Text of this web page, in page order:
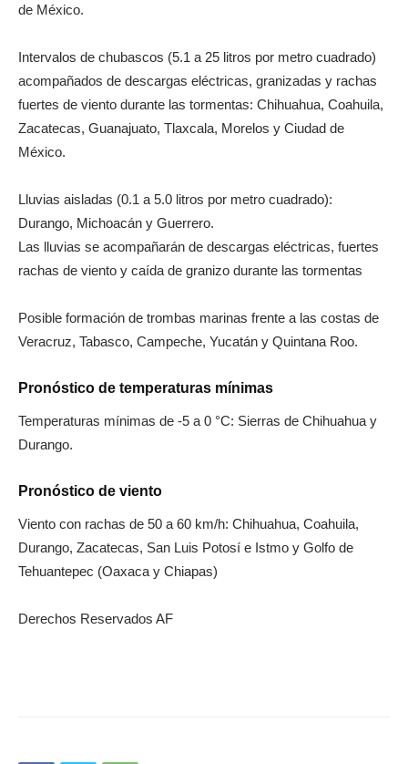
de México.
Intervalos de chubascos (5.1 a 25 litros por metro cuadrado)
acompañados de descargas eléctricas, granizadas y rachas
fuertes de viento durante las tormentas: Chihuahua, Coahuila,
Zacatecas, Guanajuato, Tlaxcala, Morelos y Ciudad de
México.
Lluvias aisladas (0.1 a 5.0 litros por metro cuadrado):
Durango, Michoacán y Guerrero.
Las lluvias se acompañarán de descargas eléctricas, fuertes
rachas de viento y caída de granizo durante las tormentas
Posible formación de trombas marinas frente a las costas de
Veracruz, Tabasco, Campeche, Yucatán y Quintana Roo.
Pronóstico de temperaturas mínimas
Temperaturas mínimas de -5 a 0 °C: Sierras de Chihuahua y
Durango.
Pronóstico de viento
Viento con rachas de 50 a 60 km/h: Chihuahua, Coahuila,
Durango, Zacatecas, San Luis Potosí e Istmo y Golfo de
Tehuantepec (Oaxaca y Chiapas)
Derechos Reservados AF